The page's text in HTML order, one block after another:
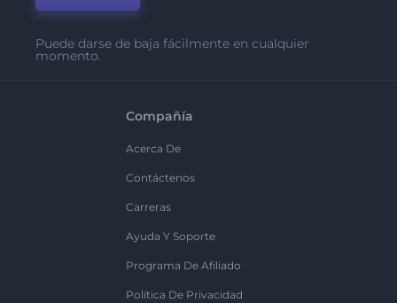
Puede darse de baja fácilmente en cualquier
momento.
Compañía
Acerca De
Contáctenos
Carreras
Ayuda Y Soporte
Programa De Afiliado
Política De Privacidad